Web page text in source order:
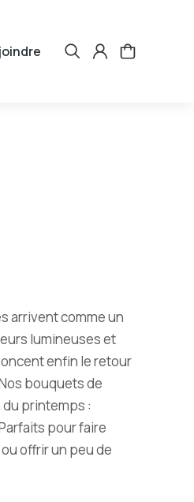
arrivent comme un
lumineuses et
enfin le retour
bouquets de
printemps :
pour faire
offrir un peu de